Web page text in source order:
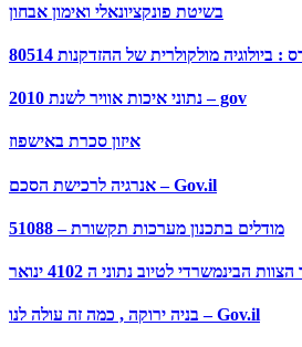
בשיטת פונקציונאלי ואימון אבחון
נתוני איכות אוויר לשנת 2010 – gov
איזון סכרת באישפוז
אנרגיה לרכישת הסכם – Gov.il
51088 – מודלים בתכנון מערכות תקשורת
הבינמשרדי לטיוב נתוני ה 4102 ינואר
בניה ירוקה , כמה זה עולה לנו – Gov.il